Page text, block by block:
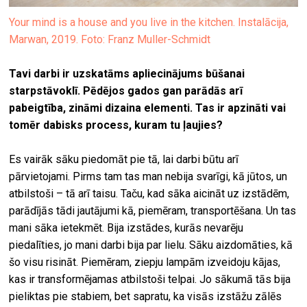
Your mind is a house and you live in the kitchen. Instalācija,
Marwan, 2019. Foto: Franz Muller-Schmidt
Tavi darbi ir uzskatāms apliecinājums būšanai
starpstāvoklī. Pēdējos gados gan parādās arī
pabeigtība, zināmi dizaina elementi. Tas ir apzināti vai
tomēr dabisks process, kuram tu ļaujies?
Es vairāk sāku piedomāt pie tā, lai darbi būtu arī
pārvietojami. Pirms tam tas man nebija svarīgi, kā jūtos, un
atbilstoši – tā arī taisu. Taču, kad sāka aicināt uz izstādēm,
parādījās tādi jautājumi kā, piemēram, transportēšana. Un tas
mani sāka ietekmēt. Bija izstādes, kurās nevarēju
piedalīties, jo mani darbi bija par lielu. Sāku aizdomāties, kā
šo visu risināt. Piemēram, ziepju lampām izveidoju kājas,
kas ir transformējamas atbilstoši telpai. Jo sākumā tās bija
pieliktas pie stabiem, bet sapratu, ka visās izstāžu zālēs